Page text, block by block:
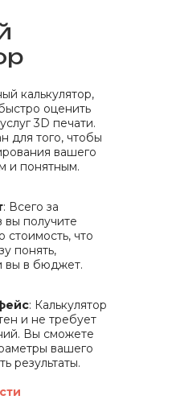
калькулятор,
оценить
3D печати.
для того, чтобы
вашего
и понятным.
: Всего за
вы получите
стоимость, что
понять,
вы в бюджет.
: Калькулятор
и не требует
Вы сможете
вашего
результаты.